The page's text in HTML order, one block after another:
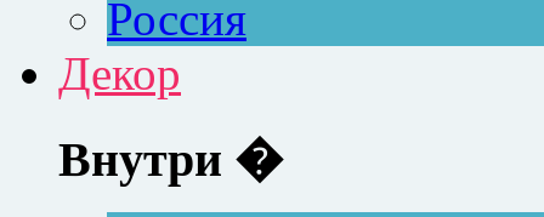
Россия
Декор
Внутри �